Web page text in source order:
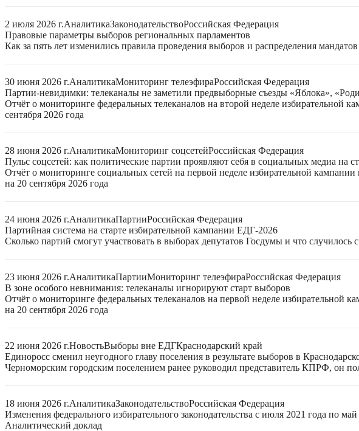
2 июля 2026 г.АналитикаЗаконодательствоРоссийская Федерация
Правовые параметры выборов региональных парламентов
Как за пять лет изменились правила проведения выборов и распределения
30 июня 2026 г.АналитикаМониторинг телеэфираРоссийская Федерация
Партии-невидимки: телеканалы не заметили предвыборные съезды «Яблока»,
Отчёт о мониторинге федеральных телеканалов на второй неделе
сентября 2026 года
28 июня 2026 г.АналитикаМониторинг соцсетейРоссийская Федерация
Пульс соцсетей: как политические партии проявляют себя в социальных медиа на
Отчёт о мониторинге социальных сетей на первой неделе избирательной
на 20 сентября 2026 года
24 июня 2026 г.АналитикаПартииРоссийская Федерация
Партийная система на старте избирательной кампании ЕДГ-2026
Сколько партий смогут участвовать в выборах депутатов Госдумы и что случилось
23 июня 2026 г.АналитикаПартииМониторинг телеэфираРоссийская Федерация
В зоне особого невнимания: телеканалы игнорируют старт выборов
Отчёт о мониторинге федеральных телеканалов на первой неделе
на 20 сентября 2026 года
22 июня 2026 г.НовостьВыборы вне ЕДГКраснодарский край
Единоросс сменил неугодного главу поселения в результате выборов в
Черноморским городским поселением ранее руководил представитель КПРФ, он
18 июня 2026 г.АналитикаЗаконодательствоРоссийская Федерация
Изменения федерального избирательного законодательства с июля 2021 года по май
Аналитический доклад